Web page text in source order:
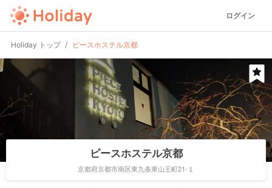
ログイン
Holiday トップ ピースホステル京都
ピースホステル京都
京都府京都市南区東九条東山王町21-１